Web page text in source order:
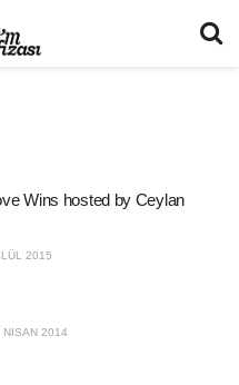
Wins hosted by Ceylan
2015
NISAN 2014